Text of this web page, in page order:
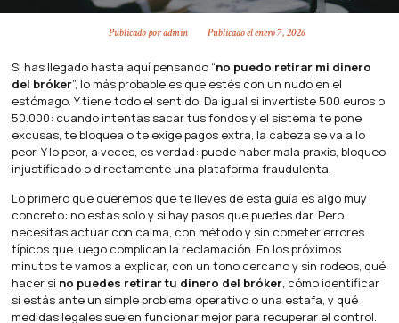
Publicado poradmin Publicado elenero 7, 2026
Si has llegado hasta aquí pensando “no puedo retirar mi dinero
del bróker”, lo más probable es que estés con un nudo en el
estómago. Y tiene todo el sentido. Da igual si invertiste 500 euros o
50.000: cuando intentas sacar tus fondos y el sistema te pone
excusas, te bloquea o te exige pagos extra, la cabeza se va a lo
peor. Y lo peor, a veces, es verdad: puede haber mala praxis, bloqueo
injustificado o directamente una plataforma fraudulenta.
Lo primero que queremos que te lleves de esta guía es algo muy
concreto: no estás solo y si hay pasos que puedes dar. Pero
necesitas actuar con calma, con método y sin cometer errores
típicos que luego complican la reclamación. En los próximos
minutos te vamos a explicar, con un tono cercano y sin rodeos, qué
hacer si no puedes retirar tu dinero del bróker, cómo identificar
si estás ante un simple problema operativo o una estafa, y qué
medidas legales suelen funcionar mejor para recuperar el control.